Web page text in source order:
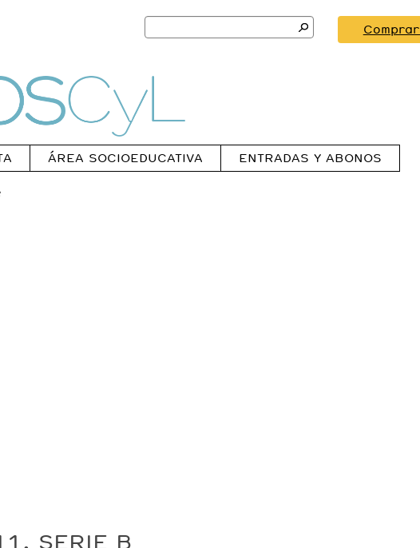
Search
for:
ÁREA SOCIOEDUCATIVA ENTRADAS Y ABONOS
SERIE B